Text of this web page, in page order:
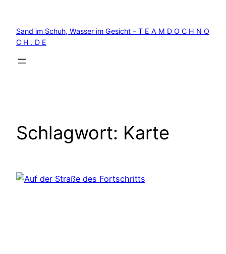
springen
Sand im Schuh, Wasser im Gesicht – T E A M D O C H N O
C H . D E
Schlagwort: Karte